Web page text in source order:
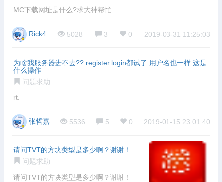
MC下载网址是什么?求大神帮忙
Rick4 5028 3 0 2019-03-31 11:25:03
为啥我服务器进不去?? register login都试了 用户名也一样 这是
什么操作
问题求助
rt.
张哲嘉 5536 5 0 2019-01-15 23:01:40
请问TVT的方块类型是多少啊？谢谢！
问题求助
请问TVT的方块类型是多少啊？谢谢！